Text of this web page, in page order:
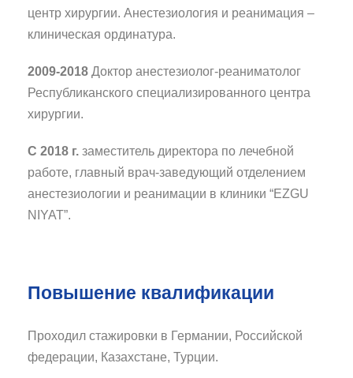
центр хирургии. Анестезиология и реанимация –
клиническая ординатура.
2009-2018 Доктор анестезиолог-реаниматолог
Республиканского специализированного центра
хирургии.
С 2018 г. заместитель директора по лечебной
работе, главный врач-заведующий отделением
анестезиологии и реанимации в клиники “EZGU
NIYAT”.
Повышение квалификации
Проходил стажировки в Германии, Российской
федерации, Казахстане, Турции.